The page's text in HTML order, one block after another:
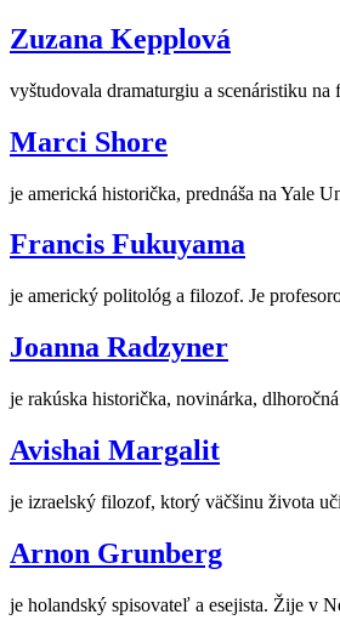
Zuzana Kepplová
vyštudovala dramaturgiu a scenáristiku
Marci Shore
je americká historička, prednáša na Yale
Francis Fukuyama
je americký politológ a filozof. Je
Joanna Radzyner
je rakúska historička, novinárka,
Avishai Margalit
je izraelský filozof, ktorý väčšinu života
Arnon Grunberg
je holandský spisovateľ a esejista. Žije v